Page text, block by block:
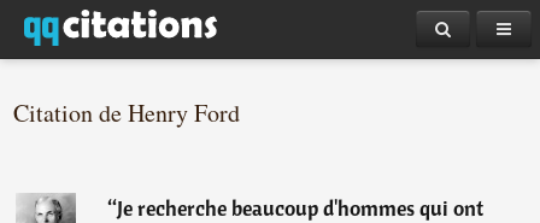
Citation de Henry Ford
“Je recherche beaucoup d'hommes qui ont